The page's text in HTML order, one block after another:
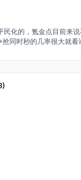
化的，氪金点目前来
同时秒的几率很大就
)